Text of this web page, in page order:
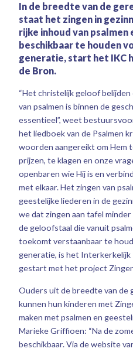
In de breedte van de
staat het zingen in
rijke inhoud van
beschikbaar te houden
generatie, start het IKC
de Bron.
“Het christelijk geloof
van psalmen is binnen de
essentieel”, weet
het liedboek van de Psalmen
woorden aangereikt om Hem
prijzen, te klagen en onze
openbaren wie Hij is en
met elkaar. Het zingen van
geestelijke liederen in de
we dat zingen aan tafel
de geloofstaal die vanuit
toekomt verstaanbaar te
generatie, is het Interkerkelijk
gestart met het project
Ouders uit de breedte van
kunnen hun kinderen met
maken met psalmen en
Marieke Griffioen: “Na de
beschikbaar. Via de website